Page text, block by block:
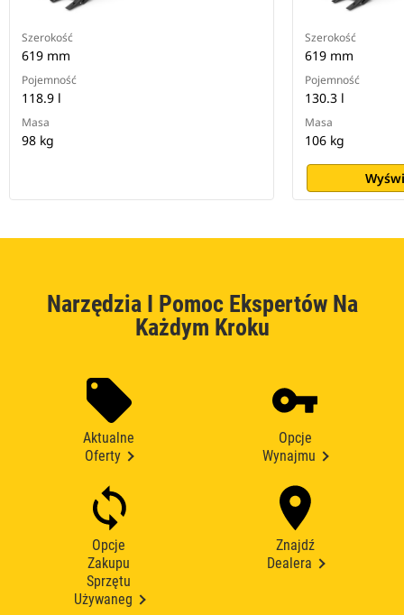
Szerokość
619 mm
Pojemność
118.9 l
Masa
98 kg
Szerokość
619 mm
Pojemność
130.3 l
Masa
106 kg
Narzędzia I Pomoc Ekspertów Na
Każdym Kroku
Aktualne
Oferty
Opcje
Wynajmu
Opcje
Zakupu
Sprzętu
Używaneg
Znajdź
Dealera